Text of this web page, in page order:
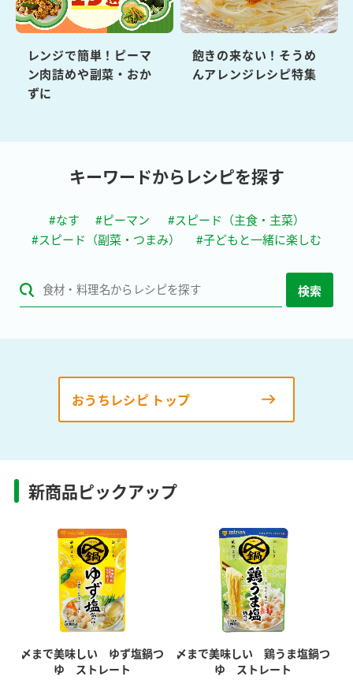
レンジで簡単！ピーマ
ン肉詰めや副菜・おか
ずに
飽きの来ない！そうめ
んアレンジレシピ特集
キーワードからレシピを探す
#なす #ピーマン
#スピード（主食・主菜）
#スピード（副菜・つまみ）
#子どもと一緒に楽しむ
検索
おうちレシピ トップ
新商品ピックアップ
〆まで美味しい ゆず塩鍋つ
ゆ ストレート
〆まで美味しい 鶏うま塩鍋つ
ゆ ストレート